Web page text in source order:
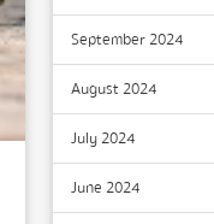
September 2024
August 2024
July 2024
June 2024